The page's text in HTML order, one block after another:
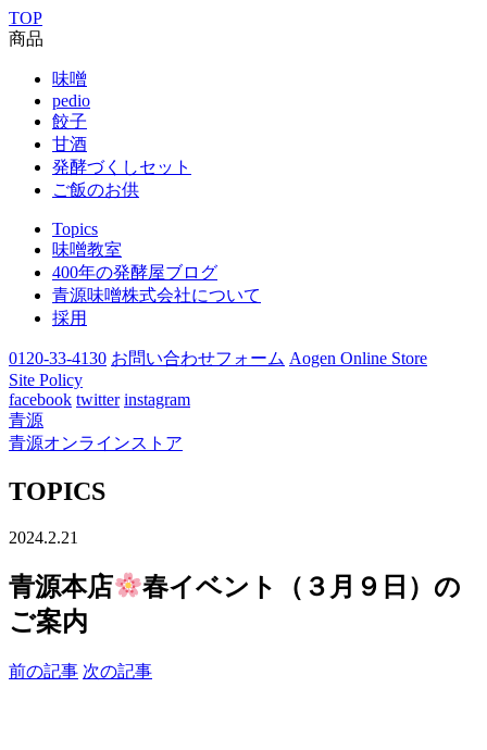
TOP
商品
味噌
pedio
餃子
甘酒
発酵づくしセット
ご飯のお供
Topics
味噌教室
400年の発酵屋ブログ
青源味噌株式会社について
採用
0120-33-4130 お問い合わせフォーム Aogen Online Store
Site Policy
facebook twitter instagram
青源
青源オンラインストア
TOPICS
2024.2.21
青源本店
春イベント（３月９日）の
ご案内
前の記事 次の記事